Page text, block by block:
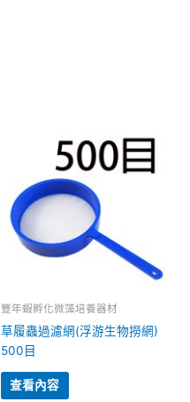
豐年蝦孵化微藻培養器材
草履蟲過濾網(浮游生物撈網)
500目
查看內容